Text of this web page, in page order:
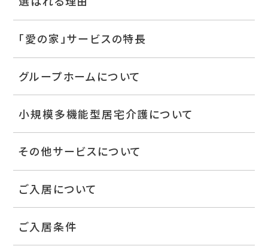
「愛の家」サービスの特長
グループホームについて
小規模多機能型居宅介護について
その他サービスについて
ご入居について
ご入居条件